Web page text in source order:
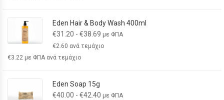
Eden Hair & Body Wash 400ml
€31.20 - €38.69 με ΦΠΑ
€2.60 ανά τεμάχιο
€3.22 με ΦΠΑ ανά τεμάχιο
Eden Soap 15g
€40.00 - €42.40 με ΦΠΑ